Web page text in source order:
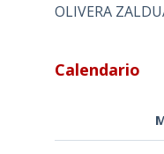
OLIVERA
Calendario